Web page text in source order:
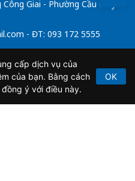
Giai - Phường Cầu Giấy -
- ĐT: 093 172 5555
tử số 64/GP-BTTTT do Bộ
21/2/2020.
cấp dịch vụ của
của bạn. Bằng cách
ý với điều này.
OK